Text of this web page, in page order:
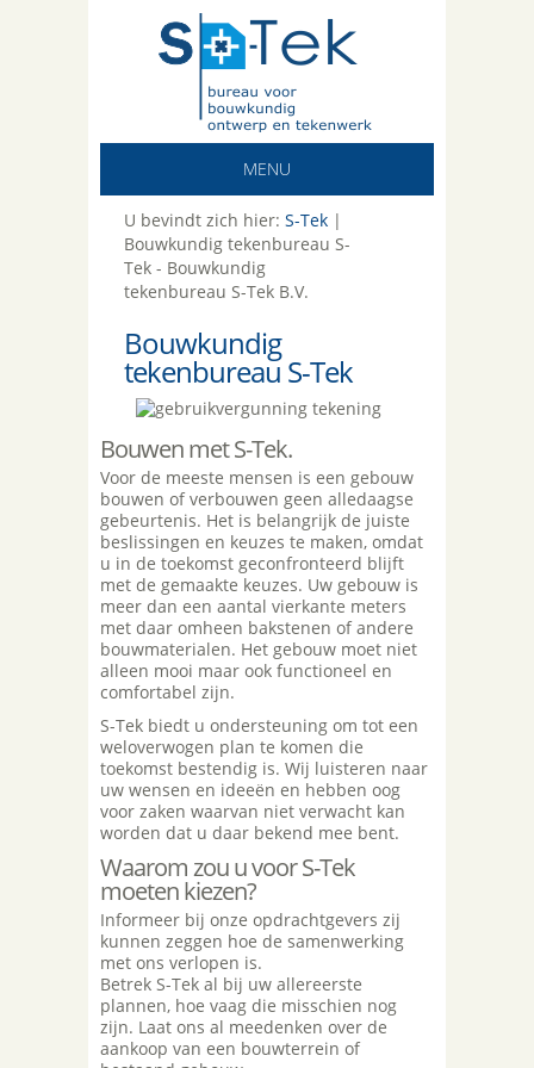
MENU
U bevindt zich hier: S-Tek |
Bouwkundig tekenbureau S-
Tek - Bouwkundig
tekenbureau S-Tek B.V.
Bouwkundig
tekenbureau S-Tek
Bouwen met S-Tek.
Voor de meeste mensen is een gebouw
bouwen of verbouwen geen alledaagse
gebeurtenis. Het is belangrijk de juiste
beslissingen en keuzes te maken, omdat
u in de toekomst geconfronteerd blijft
met de gemaakte keuzes. Uw gebouw is
meer dan een aantal vierkante meters
met daar omheen bakstenen of andere
bouwmaterialen. Het gebouw moet niet
alleen mooi maar ook functioneel en
comfortabel zijn.
S-Tek biedt u ondersteuning om tot een
weloverwogen plan te komen die
toekomst bestendig is. Wij luisteren naar
uw wensen en ideeën en hebben oog
voor zaken waarvan niet verwacht kan
worden dat u daar bekend mee bent.
Waarom zou u voor S-Tek
moeten kiezen?
Informeer bij onze opdrachtgevers zij
kunnen zeggen hoe de samenwerking
met ons verlopen is.
Betrek S-Tek al bij uw allereerste
plannen, hoe vaag die misschien nog
zijn. Laat ons al meedenken over de
aankoop van een bouwterrein of